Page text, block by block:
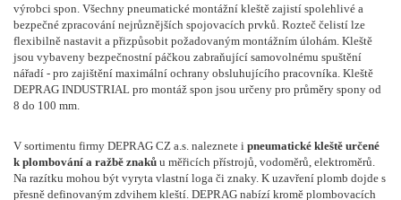
výrobci spon. Všechny pneumatické montážní kleště zajistí spolehlivé a
bezpečné zpracování nejrůznějších spojovacích prvků. Rozteč čelistí lze
flexibilně nastavit a přizpůsobit požadovaným montážním úlohám. Kleště
jsou vybaveny bezpečnostní páčkou zabraňující samovolnému spuštění
nářadí - pro zajištění maximální ochrany obsluhujícího pracovníka. Kleště
DEPRAG INDUSTRIAL pro montáž spon jsou určeny pro průměry spony od
8 do 100 mm.
V sortimentu firmy DEPRAG CZ a.s. naleznete i pneumatické kleště určené
k plombování a ražbě znaků u měřicích přístrojů, vodoměrů, elektroměrů.
Na razítku mohou být vyryta vlastní loga či znaky. K uzavření plomb dojde s
přesně definovaným zdvihem kleští. DEPRAG nabízí kromě plombovacích